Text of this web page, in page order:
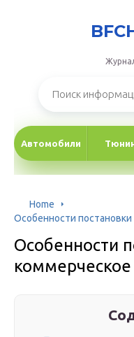
Автомобили
Home
Особенности
Особенности